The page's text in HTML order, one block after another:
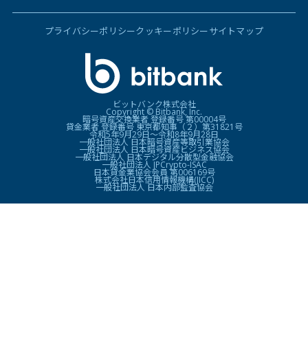
プライバシーポリシークッキーポリシーサイトマップ
ビットバンク株式会社
Copyright © Bitbank, Inc.
暗号資産交換業者 登録番号 第00004号
貸金業者 登録番号 東京都知事（２）第31821号
令和5年9月29日〜令和8年9月28日
一般社団法人 日本暗号資産等取引業協会
一般社団法人 日本暗号資産ビジネス協会
一般社団法人 日本デジタル分散型金融協会
一般社団法人 JPCrypto-ISAC
日本貸金業協会会員 第006169号
株式会社日本信用情報機構(JICC)
一般社団法人 日本内部監査協会